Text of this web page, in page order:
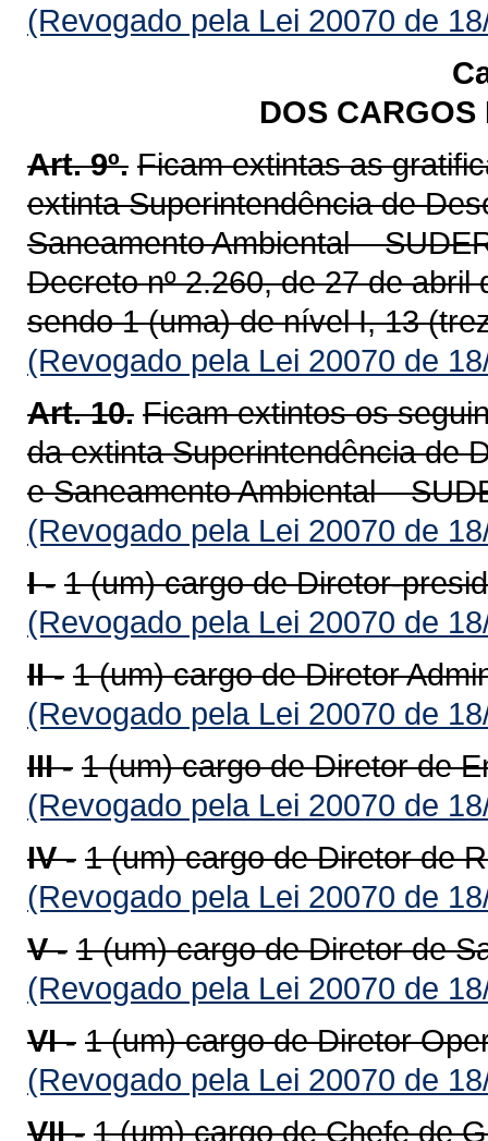
(Revogado pela Lei 20070 de
DOS
Art. 9º. Ficam extintas as
extinta Superintendência de
Saneamento Ambiental –
Decreto nº 2.260, de 27 de
sendo 1 (uma) de nível I, 13
(Revogado pela Lei 20070 de
Art. 10. Ficam extintos os
da extinta Superintendência de
e Saneamento Ambiental –
(Revogado pela Lei 20070 de
I - 1 (um) cargo de Diretor-
(Revogado pela Lei 20070 de
II - 1 (um) cargo de Diretor
(Revogado pela Lei 20070 de
III - 1 (um) cargo de Diretor de
(Revogado pela Lei 20070 de
IV - 1 (um) cargo de Diretor de
(Revogado pela Lei 20070 de
V - 1 (um) cargo de Diretor de
(Revogado pela Lei 20070 de
VI - 1 (um) cargo de Diretor
(Revogado pela Lei 20070 de
VII - 1 (um) cargo de Chefe de